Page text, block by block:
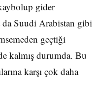
gider
da Suudi Arabistan gibi
geçtiği
kalmış durumda. Bu
karşı çok daha